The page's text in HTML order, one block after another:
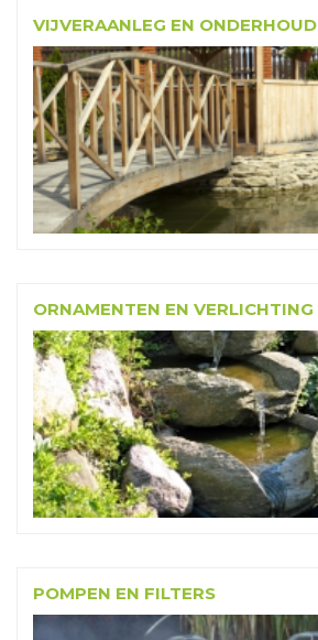
VIJVERAANLEG EN ONDERHOUD
ORNAMENTEN EN VERLICHTING
POMPEN EN FILTERS